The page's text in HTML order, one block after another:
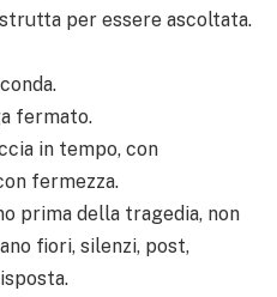
per essere ascoltata.
fermato.
in tempo, con
fermezza.
prima della tragedia, non
fiori, silenzi, post,